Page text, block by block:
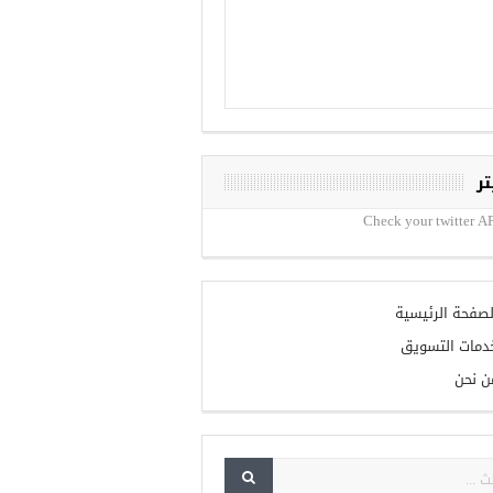
Check your twitter
الرئيسية
التسويق
نحن